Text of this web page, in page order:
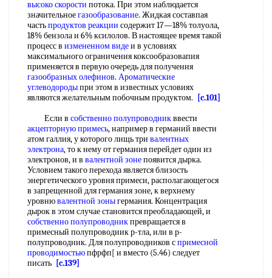
высоко скорости потока. При этом наблюдается
значительноегазообразование. Жидкая составпая
частьпродуктов реакции содержит 17—18% толуола,
18% бензола и 6% ксилолов. В настоящее время такой
процесс в измененном видеи в условиях
максимального ограничения коксообразовапия
применяется в первую очередь для получения
газообразных олефинов. Ароматические
углеводородыпри этом в известных условиях
являются желательным побочным продуктом.
[c.101]
Если в собственно полупроводникввести
акцепторную примесь, например в германий ввести
атом галлия, у которого лищь три валентных
электрона, то к нему от германия перейдет один из
электронов, и в валентной зонепоявится дырка.
Условием такого перехода является близость
энергетического уровня примеси, располагающегося
в запрещенной для германия зоне, к верхнему
уровнювалентной зоныгермания. Концентрация
дырок в этом случае становится преобладающей, и
собственно полупроводникпревращается в
примесный полупроводиик р-тла, или в р-
полупроводник. Для полупроводников спримесной
проводимостьюпфрфп[ и вместо (5.46) следует
писать [c.139]